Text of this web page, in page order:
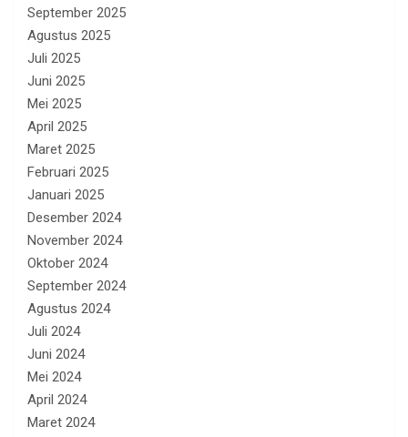
September 2025
Agustus 2025
Juli 2025
Juni 2025
Mei 2025
April 2025
Maret 2025
Februari 2025
Januari 2025
Desember 2024
November 2024
Oktober 2024
September 2024
Agustus 2024
Juli 2024
Juni 2024
Mei 2024
April 2024
Maret 2024